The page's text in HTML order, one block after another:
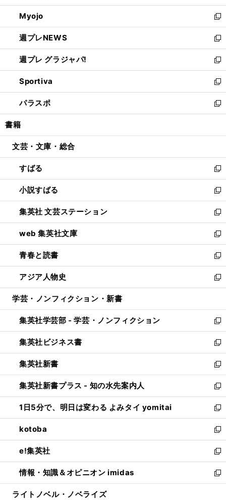
開
く
ウ
で
開
く
ン
ド
ウ
で
開
く
ウ
ィ
ン
ド
ウ
で
開
く
Myojo
新
し
い
ウ
ィ
ン
ド
ウ
で
開
週プレNEWS
新
し
い
ウ
ィ
ン
ド
ウ
開
週プレ グラジャパ!
新
し
い
ウ
ィ
ン
ウ
開
く
Sportiva
新
し
い
ウ
ン
ウ
で
開
く
パラスポ
新
し
ウ
ン
ド
ウ
で
開
く
書籍
文芸・文庫・総合
すばる
新
し
い
ウ
ィ
ン
ド
ウ
で
開
く
小説すばる
新
し
い
ウ
ィ
ン
ド
ウ
で
開
集英社 文芸ステーション
新
し
い
ウ
ィ
ン
ド
ウ
開
く
web 集英社文庫
新
し
い
ウ
ィ
ン
ウ
で
開
く
青春と読書
新
し
い
ウ
ン
ド
ウ
で
開
く
アジア人物史
新
し
ウ
ィ
ン
ド
ウ
で
開
く
学芸・ノンフィクション・新書
集英社学芸部 - 学芸・ノンフィクション
新
し
い
ウ
ィ
ン
ド
ウ
で
開
く
集英社ビジネス書
新
し
い
ウ
ィ
ン
ド
ウ
で
開
く
集英社新書
新
し
い
ウ
ィ
ン
ド
ウ
で
開
く
集英社新書プラス - 知の水先案内人
新
し
い
ウ
ィ
ン
ド
ウ
で
開
1日5分で、明日は変わる よみタイ yomitai
新
し
い
ウ
ィ
ン
ド
ウ
kotoba
新
し
い
ウ
ィ
ン
e!集英社
新
し
い
ウ
情報・知識＆オピニオン imidas
新
し
ライトノベル・ノベライズ